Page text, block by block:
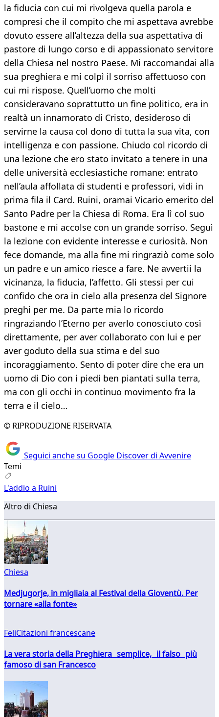
la fiducia con cui mi rivolgeva quella parola e
compresi che il compito che mi aspettava avrebbe
dovuto essere all’altezza della sua aspettativa di
pastore di lungo corso e di appassionato servitore
della Chiesa nel nostro Paese. Mi raccomandai alla
sua preghiera e mi colpì il sorriso affettuoso con
cui mi rispose. Quell’uomo che molti
consideravano soprattutto un fine politico, era in
realtà un innamorato di Cristo, desideroso di
servirne la causa col dono di tutta la sua vita, con
intelligenza e con passione. Chiudo col ricordo di
una lezione che ero stato invitato a tenere in una
delle università ecclesiastiche romane: entrato
nell’aula affollata di studenti e professori, vidi in
prima fila il Card. Ruini, oramai Vicario emerito del
Santo Padre per la Chiesa di Roma. Era lì col suo
bastone e mi accolse con un grande sorriso. Seguì
la lezione con evidente interesse e curiosità. Non
fece domande, ma alla fine mi ringraziò come solo
un padre e un amico riesce a fare. Ne avvertii la
vicinanza, la fiducia, l’affetto. Gli stessi per cui
confido che ora in cielo alla presenza del Signore
preghi per me. Da parte mia lo ricordo
ringraziando l’Eterno per averlo conosciuto così
direttamente, per aver collaborato con lui e per
aver goduto della sua stima e del suo
incoraggiamento. Sento di poter dire che era un
uomo di Dio con i piedi ben piantati sulla terra,
ma con gli occhi in continuo movimento fra la
terra e il cielo…
© RIPRODUZIONE RISERVATA
Seguici anche su Google Discover di Avvenire
Temi
L'addio a Ruini
Altro di Chiesa
Chiesa
Medjugorje, in migliaia al Festival della Gioventù. Per
tornare «alla fonte»
FeliCitazioni francescane
La vera storia della Preghiera semplice, il falso più
famoso di san Francesco